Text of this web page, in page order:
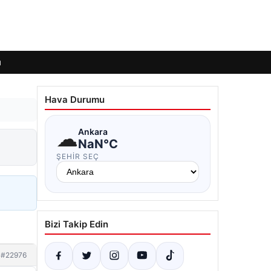
#22976
Hava Durumu
☁Ankara
NaN°C
ŞEHIR SEÇ
Bizi Takip Edin